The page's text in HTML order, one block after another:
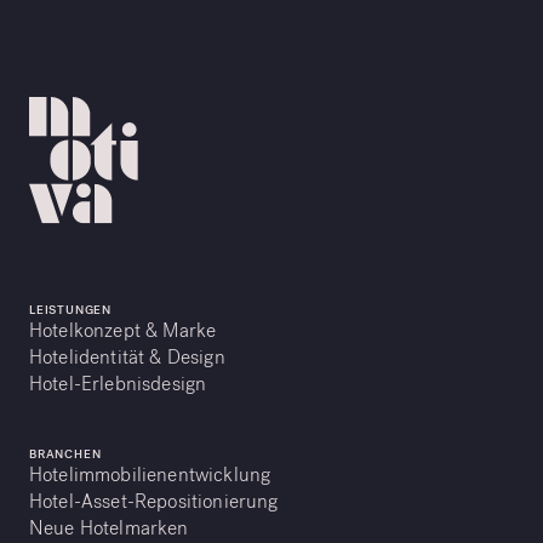
LEISTUNGEN
Hotelkonzept & Marke
Hotelidentität & Design
Hotel-Erlebnisdesign
BRANCHEN
Hotelimmobilienentwicklung
Hotel-Asset-Repositionierung
Neue Hotelmarken